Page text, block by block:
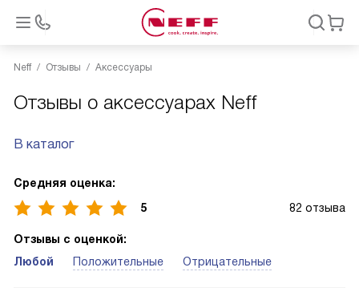
Neff Отзывы Аксессуары
Отзывы о аксессуарах Neff
В каталог
Средняя оценка:
5
82 отзыва
Отзывы с оценкой:
Любой
Положительные Отрицательные